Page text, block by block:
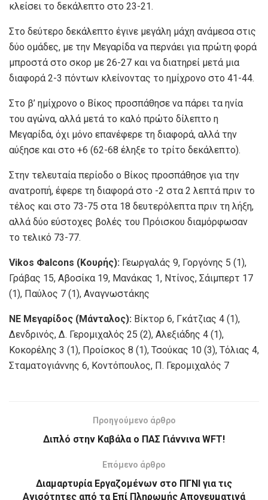
κλείσει το δεκάλεπτο στο 23-21.
Στο δεύτερο δεκάλεπτο έγινε μεγάλη μάχη ανάμεσα στις
δύο ομάδες, με την Μεγαρίδα να περνάει για πρώτη φορά
μπροστά στο σκορ με 26-27 και να διατηρεί μετά μια
διαφορά 2-3 πόντων κλείνοντας το ημίχρονο στο 41-44.
Στο β’ ημίχρονο ο Βίκος προσπάθησε να πάρει τα ηνία
του αγώνα, αλλά μετά το καλό πρώτο δίλεπτο η
Μεγαρίδα, όχι μόνο επανέφερε τη διαφορά, αλλά την
αύξησε και στο +6 (62-68 έληξε το τρίτο δεκάλεπτο).
Στην τελευταία περίοδο ο Βίκος προσπάθησε για την
ανατροπή, έφερε τη διαφορά στο -2 στα 2 λεπτά πριν το
τέλος και στο 73-75 στα 18 δευτερόλεπτα πριν τη λήξη,
αλλά δύο εύστοχες βολές του Πρόισκου διαμόρφωσαν
το τελικό 73-77.
Vikos Φalcons (Κουρής): Γεωργαλάς 9, Γοργόνης 5 (1),
Γράβας 15, Αβοσίκα 19, Μανάκας 1, Ντίνος, Σάιμπερτ 17
(1), Παύλος 7 (1), Αναγνωστάκης
ΝΕ Μεγαρίδος (Μάνταλος): Βίκτορ 6, Γκάτζιας 4 (1),
Δενδρινός, Δ. Γερομιχαλός 25 (2), Αλεξιάδης 4 (1),
Κοκορέλης 3 (1), Προίσκος 8 (1), Τσούκας 10 (3), Τόλιας 4,
Σταματογιάννης 6, Κοντόπουλος, Π. Γερομιχαλός 7
Προηγούμενο άρθρο
Διπλό στην Καβάλα ο ΠΑΣ Γιάννινα WFT!
Επόμενο άρθρο
Διαμαρτυρία Εργαζομένων στο ΠΓΝΙ για τις
Ανισότητες από τα Επί Πληρωμής Απογευματινά